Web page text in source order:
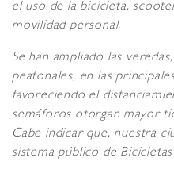
el uso de la bicicleta,
movilidad personal.
Se han ampliado las
peatonales, en las
favoreciendo el
semáforos otorgan mayor
Cabe indicar que, nuestra
sistema público de Bicicletas